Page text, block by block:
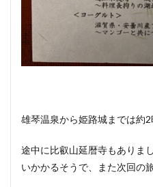
雄琴温泉から姫路城までは約2
途中に比叡山延暦寺もありま
いかかるそうで、また次回の